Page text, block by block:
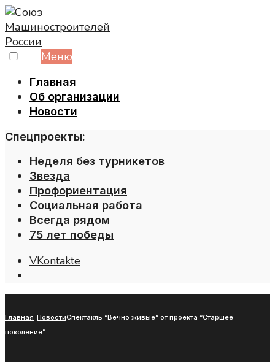
Skip
to
content
Меню
Главная
Об организации
Новости
Спецпроекты:
Неделя без турникетов
Звезда
Профориентация
Социальная работа
Всегда рядом
75 лет победы
VKontakte
Главная НовостиСпектакль “Вечно живые” от проекта “Старшее
поколение”